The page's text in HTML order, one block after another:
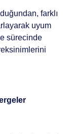
farklı
uyum
sürecinde